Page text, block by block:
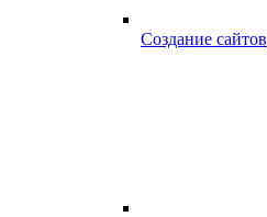
Создание сайтов